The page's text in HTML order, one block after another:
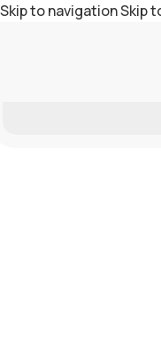
Skip to navigationSkip